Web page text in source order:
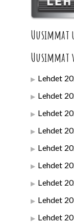
Uusimmat
Uusimmat
Lehdet
Lehdet
Lehdet
Lehdet
Lehdet
Lehdet
Lehdet
Lehdet
Lehdet